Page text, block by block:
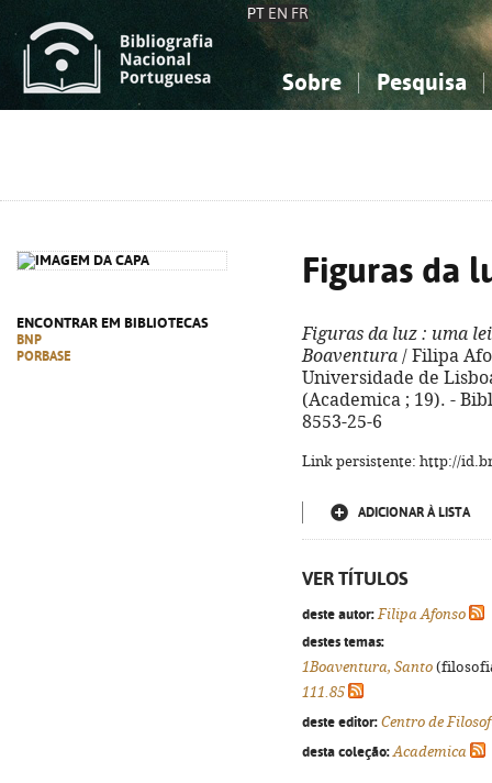
PT EN FR
Sobre Pesquisa
ENCONTRAR EM BIBLIOTECAS
BNP
PORBASE
Figuras da
Figuras da luz : uma
Boaventura / Filipa
Universidade de
(Academica ; 19). -
8553-25-6
Link persistente: http://
ADICIONAR À LISTA
VER TÍTULOS
deste autor: Filipa Afonso
destes temas:
1Boaventura, Santo
111.85
deste editor: Centro de
desta coleção: Academica